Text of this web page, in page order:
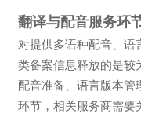
翻译与配音服务环
对提供多语种配音、语
类备案信息释放的是较
配音准备、语言版本管
环节，相关服务商需要